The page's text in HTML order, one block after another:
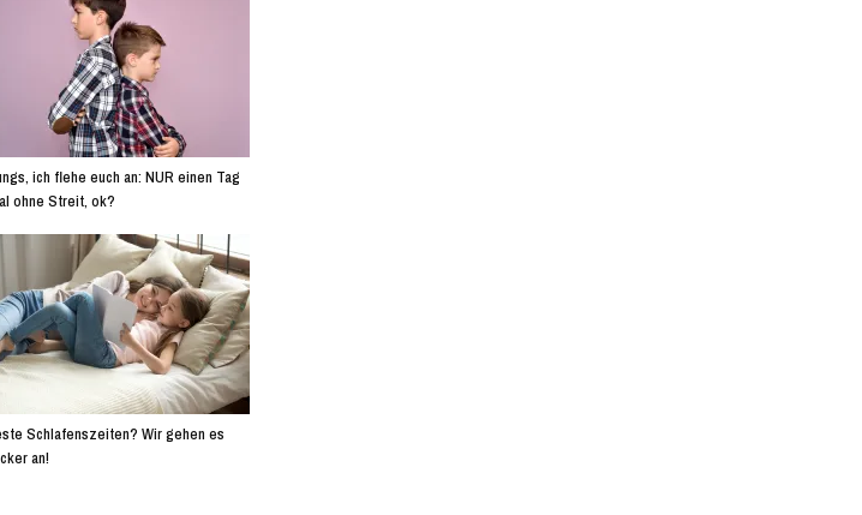
ich flehe euch an: NUR einen Tag
ohne Streit, ok?
Schlafenszeiten? Wir gehen es
an!